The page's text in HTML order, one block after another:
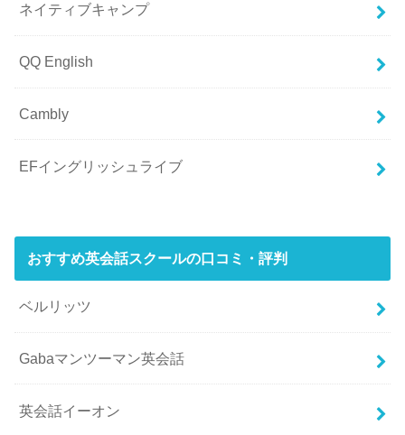
ネイティブキャンプ
QQ English
Cambly
EFイングリッシュライブ
おすすめ英会話スクールの口コミ・評判
ベルリッツ
Gabaマンツーマン英会話
英会話イーオン